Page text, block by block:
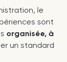
le
sont
organisée, à
un standard